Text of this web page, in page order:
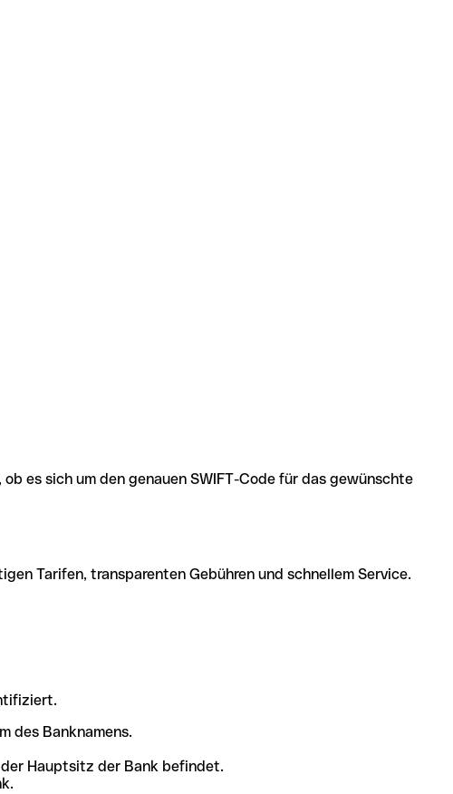
es sich um den genauen SWIFT-Code für das gewünschte
Tarifen, transparenten Gebühren und schnellem Service.
des Banknamens.
Hauptsitz der Bank befindet.